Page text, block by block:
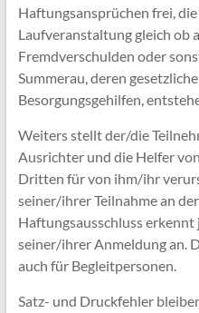
Haftungsansprüchen frei,
Laufveranstaltung gleich ob
Fremdverschulden oder
Summerau, deren
Besorgungsgehilfen,
Weiters stellt der/die
Ausrichter und die Helfer
Dritten für von ihm/ihr
seiner/ihrer Teilnahme an
Haftungsausschluss
seiner/ihrer Anmeldung an.
auch für Begleitpersonen.
Satz- und Druckfehler